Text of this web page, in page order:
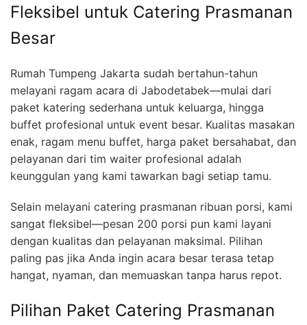
Fleksibel untuk Catering Prasmanan
Besar
Rumah Tumpeng Jakarta sudah bertahun-tahun
melayani ragam acara di Jabodetabek—mulai dari
paket katering sederhana untuk keluarga, hingga
buffet profesional untuk event besar. Kualitas masakan
enak, ragam menu buffet, harga paket bersahabat, dan
pelayanan dari tim waiter profesional adalah
keunggulan yang kami tawarkan bagi setiap tamu.
Selain melayani catering prasmanan ribuan porsi, kami
sangat fleksibel—pesan 200 porsi pun kami layani
dengan kualitas dan pelayanan maksimal. Pilihan
paling pas jika Anda ingin acara besar terasa tetap
hangat, nyaman, dan memuaskan tanpa harus repot.
Pilihan Paket Catering Prasmanan